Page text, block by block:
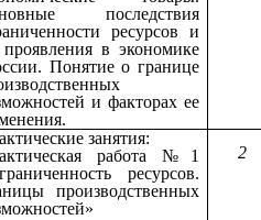
последствия
ресурсов и
в экономике
Понятие о границе
и факторах ее
занятия:
работа №1
ресурсов.
производственных
2